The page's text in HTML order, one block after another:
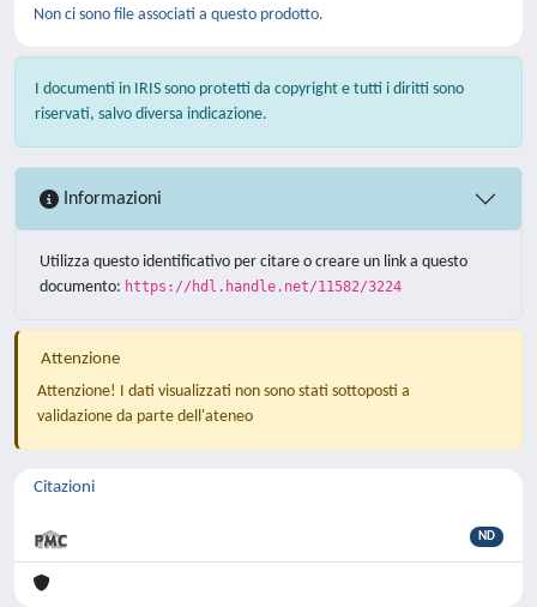
Non ci sono file associati a questo prodotto.
I documenti in IRIS sono protetti da copyright e tutti i diritti sono
riservati, salvo diversa indicazione.
Informazioni
Utilizza questo identificativo per citare o creare un link a questo
documento: https://hdl.handle.net/11582/3224
Attenzione
Attenzione! I dati visualizzati non sono stati sottoposti a
validazione da parte dell'ateneo
Citazioni
ND